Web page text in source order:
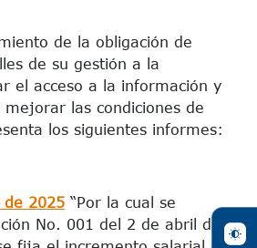
de la obligación de
de su gestión a la
el acceso a la información y
las condiciones de
los siguientes informes:
de 2025 “Por la cual se
No. 001 del 2 de abril de